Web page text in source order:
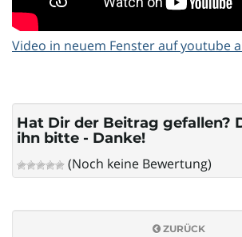
Video in neuem Fenster auf youtube
Hat Dir der Beitrag gefallen?
ihn bitte - Danke!
(Noch keine Bewertung)
ZURÜCK